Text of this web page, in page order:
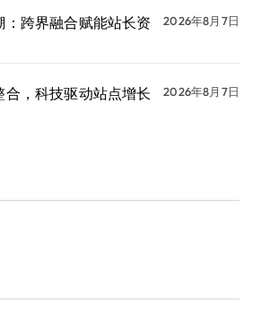
：跨界融合赋能站长资
2026年8月7日
合，科技驱动站点增长
2026年8月7日